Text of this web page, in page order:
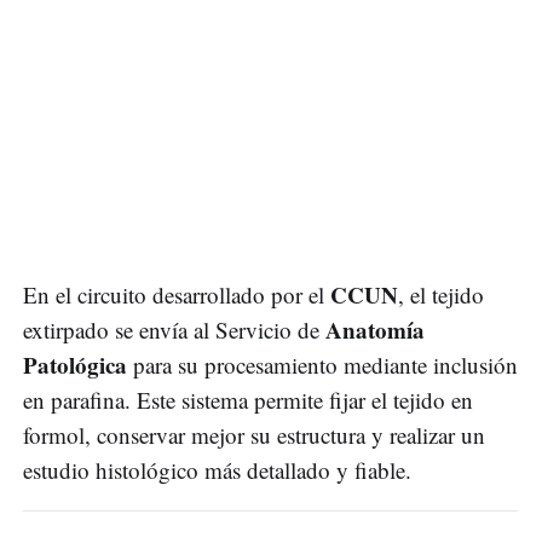
En el circuito desarrollado por el CCUN, el tejido
extirpado se envía al Servicio de Anatomía
Patológica para su procesamiento mediante inclusión
en parafina. Este sistema permite fijar el tejido en
formol, conservar mejor su estructura y realizar un
estudio histológico más detallado y fiable.